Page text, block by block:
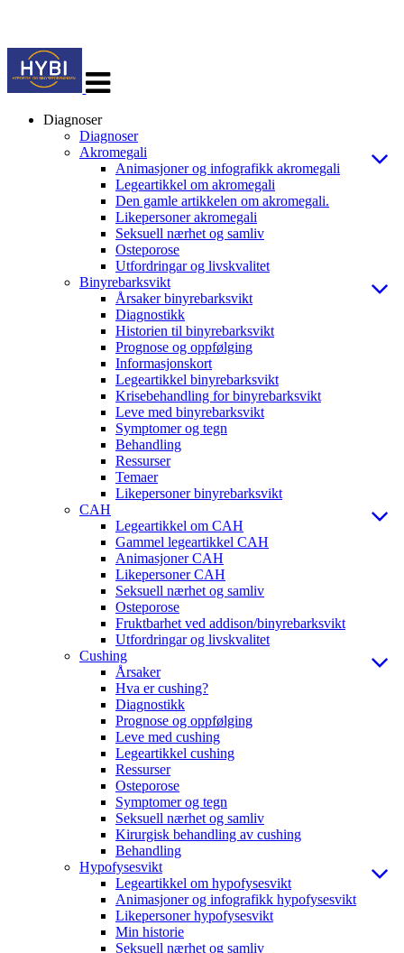
navigasjon
Diagnoser
Diagnoser
Akromegali
Animasjoner og infografikk akromegali
Legeartikkel om akromegali
Den gamle artikkelen om akromegali.
Likepersoner akromegali
Seksuell nærhet og samliv
Osteporose
Utfordringar og livskvalitet
Binyrebarksvikt
Årsaker binyrebarksvikt
Diagnostikk
Historien til binyrebarksvikt
Prognose og oppfølging
Informasjonskort
Legeartikkel binyrebarksvikt
Krisebehandling for binyrebarksvikt
Leve med binyrebarksvikt
Symptomer og tegn
Behandling
Ressurser
Temaer
Likepersoner binyrebarksvikt
CAH
Legeartikkel om CAH
Gammel legeartikkel CAH
Animasjoner CAH
Likepersoner CAH
Seksuell nærhet og samliv
Osteporose
Fruktbarhet ved addison/binyrebarksvikt
Utfordringar og livskvalitet
Cushing
Årsaker
Hva er cushing?
Diagnostikk
Prognose og oppfølging
Leve med cushing
Legeartikkel cushing
Ressurser
Osteporose
Symptomer og tegn
Seksuell nærhet og samliv
Kirurgisk behandling av cushing
Behandling
Hypofysesvikt
Legeartikkel om hypofysesvikt
Animasjoner og infografikk hypofysesvikt
Likepersoner hypofysesvikt
Min historie
Seksuell nærhet og samliv